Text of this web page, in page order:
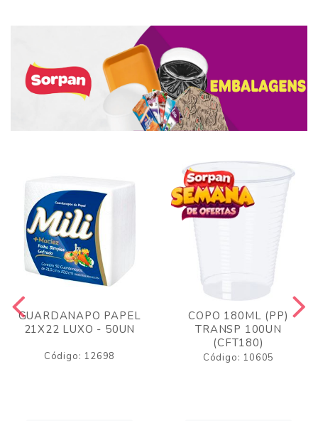
GUARDANAPO PAPEL
21X22 LUXO - 50UN
Código: 12698
COPO 180ML (PP)
TRANSP 100UN
(CFT180)
Código: 10605